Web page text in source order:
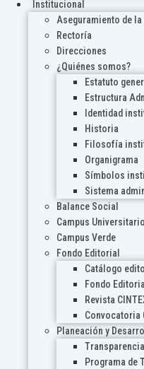
Institucional
Aseguramiento de la
Rectoría
Direcciones
¿Quiénes somos?
Estatuto
Estructura
Identidad
Historia
Filosofía
Organigrama
Símbolos
Sistema
Balance Social
Campus Universitario
Campus Verde
Fondo Editorial
Catálogo
Fondo
Revista
Convocatoria
Planeación y
Programa de